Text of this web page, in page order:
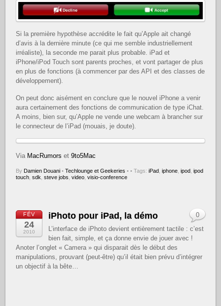
Si la première hypothèse accrédite le fait qu’Apple ait changé
d’avis à la dernière minute (ce qui me semble industriellement
irréaliste), la seconde me parait plus probable. iPad et
iPhone/iPod Touch sont parents proches, et vont partager de plus
en plus de fonctions (à commencer par des API et des classes de
développement).
On peut donc aisément en conclure que le nouvel iPhone a venir
aura certainement des fonctions de communication de type iChat.
A moins, bien sur, qu’Apple ne vende une webcam à brancher sur
le connecteur de l’iPad (mouais, je doute).
Via MacRumors et9to5Mac
By Damien Douani • Techlounge et Geekeries • • Tags:iPad,iphone,ipod,ipod
touch,sdk,steve jobs,video,visio-conference
FÉV
24
2010
iPhoto pour iPad, la démo
L’interface de iPhoto devient entièrement tactile : c’est
bien fait, simple, et ça donne envie de jouer avec !
Anoter l’onglet « Camera » qui disparait dès le début des
manipulations, prouvant (peut-être) qu’il était bien prévu d’intégrer
un objectif à la bête…
0